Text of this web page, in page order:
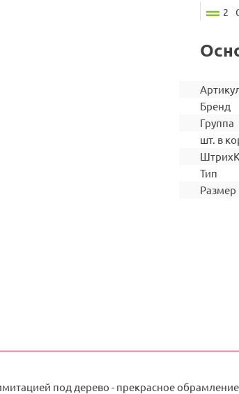
2
Бренд
Группа
шт. в
Тип
Размер
под дерево - прекрасное